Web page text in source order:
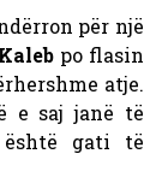
për një
Kaleb po flasin
atje.
e saj janë të
është gati të